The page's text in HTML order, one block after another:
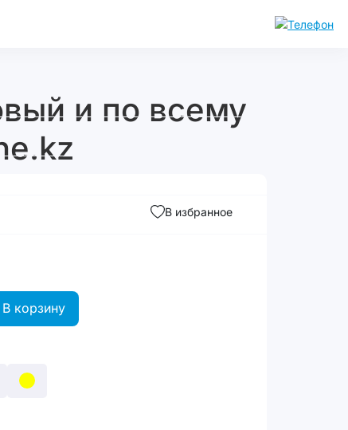
и по всему
В избранное
В корзину